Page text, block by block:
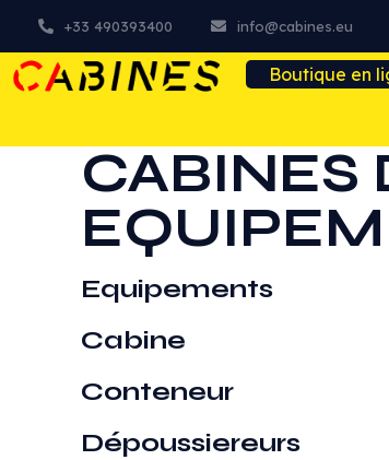
+33 490393400 info@cabines.eu
Boutique en
CABINES
Equipements
Cabine
Conteneur
Dépoussiereurs